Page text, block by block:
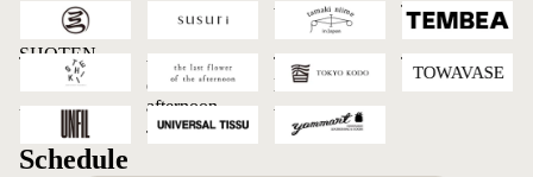
SUMITANI
SABURO
SHOTEN
SUSURI tamaki niime TEMBEA
TESHIKI
the last flower
of the
afternoon
TOKYO
KODO
TOWAVASE
UNFIL
UNIVERSAL
TISSU
Yammart
Schedule